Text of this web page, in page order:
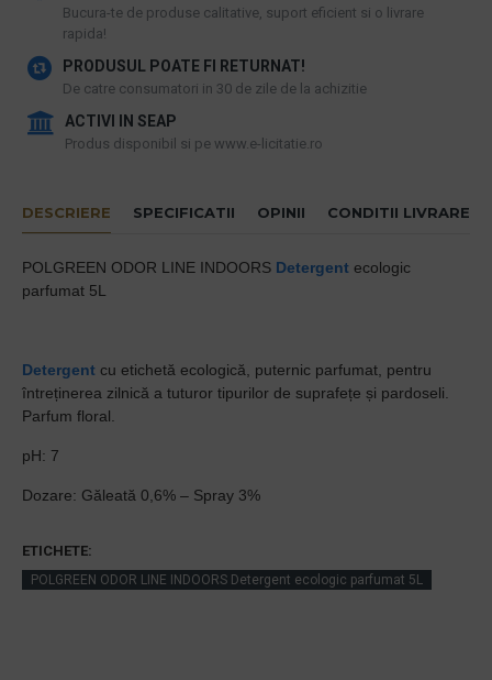
​Bucura-te de produse calitative, suport eficient si o livrare
rapida!
PRODUSUL POATE FI RETURNAT!
De catre consumatori in 30 de zile de la achizitie
ACTIVI IN SEAP
Produs disponibil si pe www.e-licitatie.ro
DESCRIERE SPECIFICATII OPINII CONDITII LIVRARE
POLGREEN ODOR LINE INDOORS Detergent ecologic
parfumat 5L
Detergent cu etichetă ecologică, puternic parfumat, pentru
întreținerea zilnică a tuturor tipurilor de suprafețe și pardoseli.
Parfum floral.
pH: 7
Dozare: Găleată 0,6% – Spray 3%
ETICHETE:
POLGREEN ODOR LINE INDOORS Detergent ecologic parfumat 5L